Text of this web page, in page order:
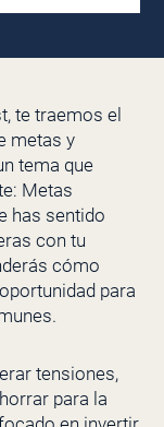
te traemos el
metas y
tema que
Metas
has sentido
con tu
cómo
para
tensiones,
para la